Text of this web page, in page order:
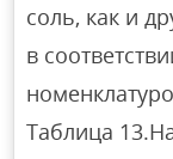
соль, как и
в
Таблица